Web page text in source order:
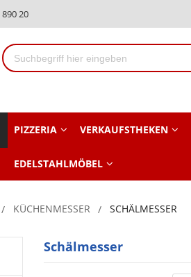
20
PIZZERIA VERKAUFSTHEKEN
EDELSTAHLMÖBEL
KÜCHENMESSER SCHÄLMESSER
Schälmesser